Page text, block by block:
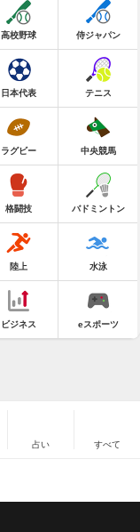
高校野球 侍ジャパン
日本代表 テニス
ラグビー 中央競馬
格闘技 バドミントン
陸上 水泳
ビジネス eスポーツ
占い すべて